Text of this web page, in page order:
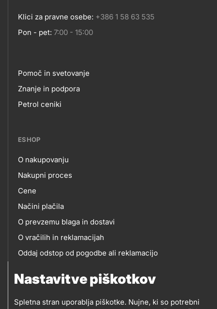
Nastavitve piškotkov
Spletna stran uporablja piškotke. Nujne, ki so potrebni
Klici za pravne osebe: +386 1 58 63 535
Pon - pet: 7:00 - 15:00
Footer
links
Pomoč in svetovanje
Znanje in podpora
Petrol ceniki
ESHOP
eshop
O nakupovanju
Nakupni proces
Cene
Načini plačila
O prevzemu blaga in dostavi
O vračilih in reklamacijah
Oddaj odstop od pogodbe ali reklamacijo
(OEEO)